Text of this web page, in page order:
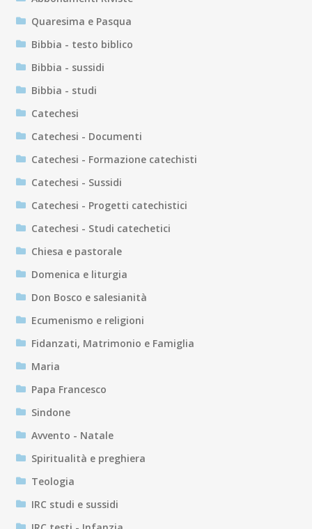
Quaresima e Pasqua
Bibbia - testo biblico
Bibbia - sussidi
Bibbia - studi
Catechesi
Catechesi - Documenti
Catechesi - Formazione catechisti
Catechesi - Sussidi
Catechesi - Progetti catechistici
Catechesi - Studi catechetici
Chiesa e pastorale
Domenica e liturgia
Don Bosco e salesianità
Ecumenismo e religioni
Fidanzati, Matrimonio e Famiglia
Maria
Papa Francesco
Sindone
Avvento - Natale
Spiritualità e preghiera
Teologia
IRC studi e sussidi